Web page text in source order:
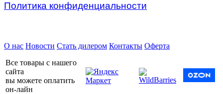
Политика конфиденциальности
О нас Новости Стать дилером Контакты Оферта
Все товары с нашего
сайта
вы можете оплатить
он-лайн